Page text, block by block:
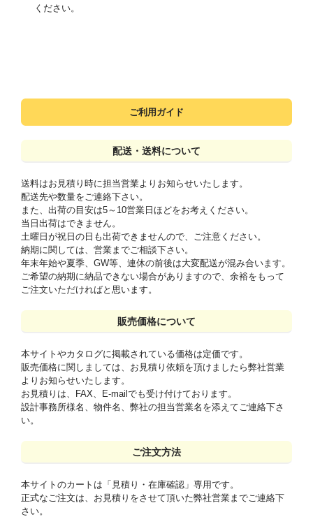
ください。
ご利用ガイド
配送・送料について
送料はお見積り時に担当営業よりお知らせいたします。
配送先や数量をご連絡下さい。
また、出荷の目安は5～10営業日ほどをお考えください。
当日出荷はできません。
土曜日が祝日の日も出荷できませんので、ご注意ください。
納期に関しては、営業までご相談下さい。
年末年始や夏季、GW等、連休の前後は大変配送が混み合います。
ご希望の納期に納品できない場合がありますので、余裕をもって
ご注文いただければと思います。
販売価格について
本サイトやカタログに掲載されている価格は定価です。
販売価格に関しましては、お見積り依頼を頂けましたら弊社営業
よりお知らせいたします。
お見積りは、FAX、E-mailでも受け付けております。
設計事務所様名、物件名、弊社の担当営業名を添えてご連絡下さ
い。
ご注文方法
本サイトのカートは「見積り・在庫確認」専用です。
正式なご注文は、お見積りをさせて頂いた弊社営業までご連絡下
さい。